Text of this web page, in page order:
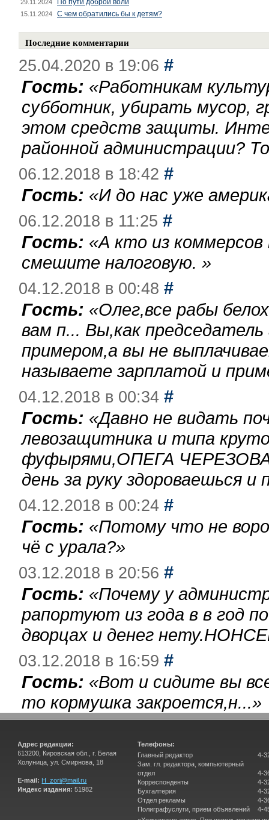
29.11.2024 По пути доброй воли
15.11.2024 С чем обратились бы к детям?
Последние комментарии
25.04.2020 в 19:06 #
Гость: «Работникам
субботник, убирать мусор,
этом средств защиты.
районной администрации?
06.12.2018 в 18:42 #
Гость: «И до нас уже
06.12.2018 в 11:25 #
Гость: «А кто из
смешите налоговую. »
04.12.2018 в 00:48 #
Гость: «Олег,все рабы
вам п... Вы,как
примером,а вы не
называете зарплатой и
04.12.2018 в 00:34 #
Гость: «Давно не видать
левозащитника и типа
фуфырями,ОПЕГА
день за руку здороваешься
04.12.2018 в 00:24 #
Гость: «Потому что не
чё с урала?»
03.12.2018 в 20:56 #
Гость: «Почему у
рапортуют из года в в год
дворцах и денег
03.12.2018 в 16:59 #
Гость: «Вот и сидите вы
то кормушка закроется,н...»
Адрес редакции:
613200, Кировская обл., г. Белая
Холуница, ул. Смирнова, 18
E-mail: H_zori@mail.ru
Индекс издания: 51982
Телефоны:
Главный редактор
Зам. гл. редактора, компьютерный
отдел
Корреспонденты
Бухгалтерия
Отдел рекламы
Полиграфуслуги, прием объявлений
4-
4-
4-
4-
4-
4-